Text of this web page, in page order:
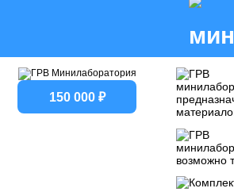
150 000 ₽
возможно